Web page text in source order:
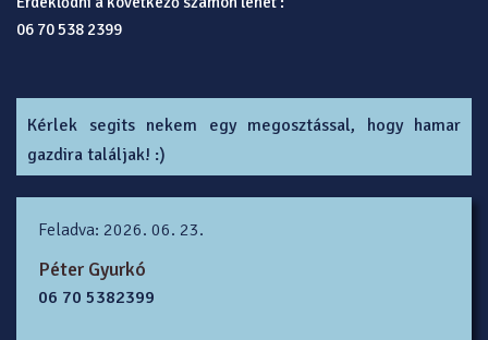
06 70 538 2399
Kérlek segits nekem egy megosztással, hogy hamar
gazdira találjak! :)
Feladva: 2026. 06. 23.
Péter Gyurkó
06 70 5382399